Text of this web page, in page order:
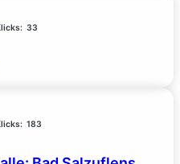
33
183